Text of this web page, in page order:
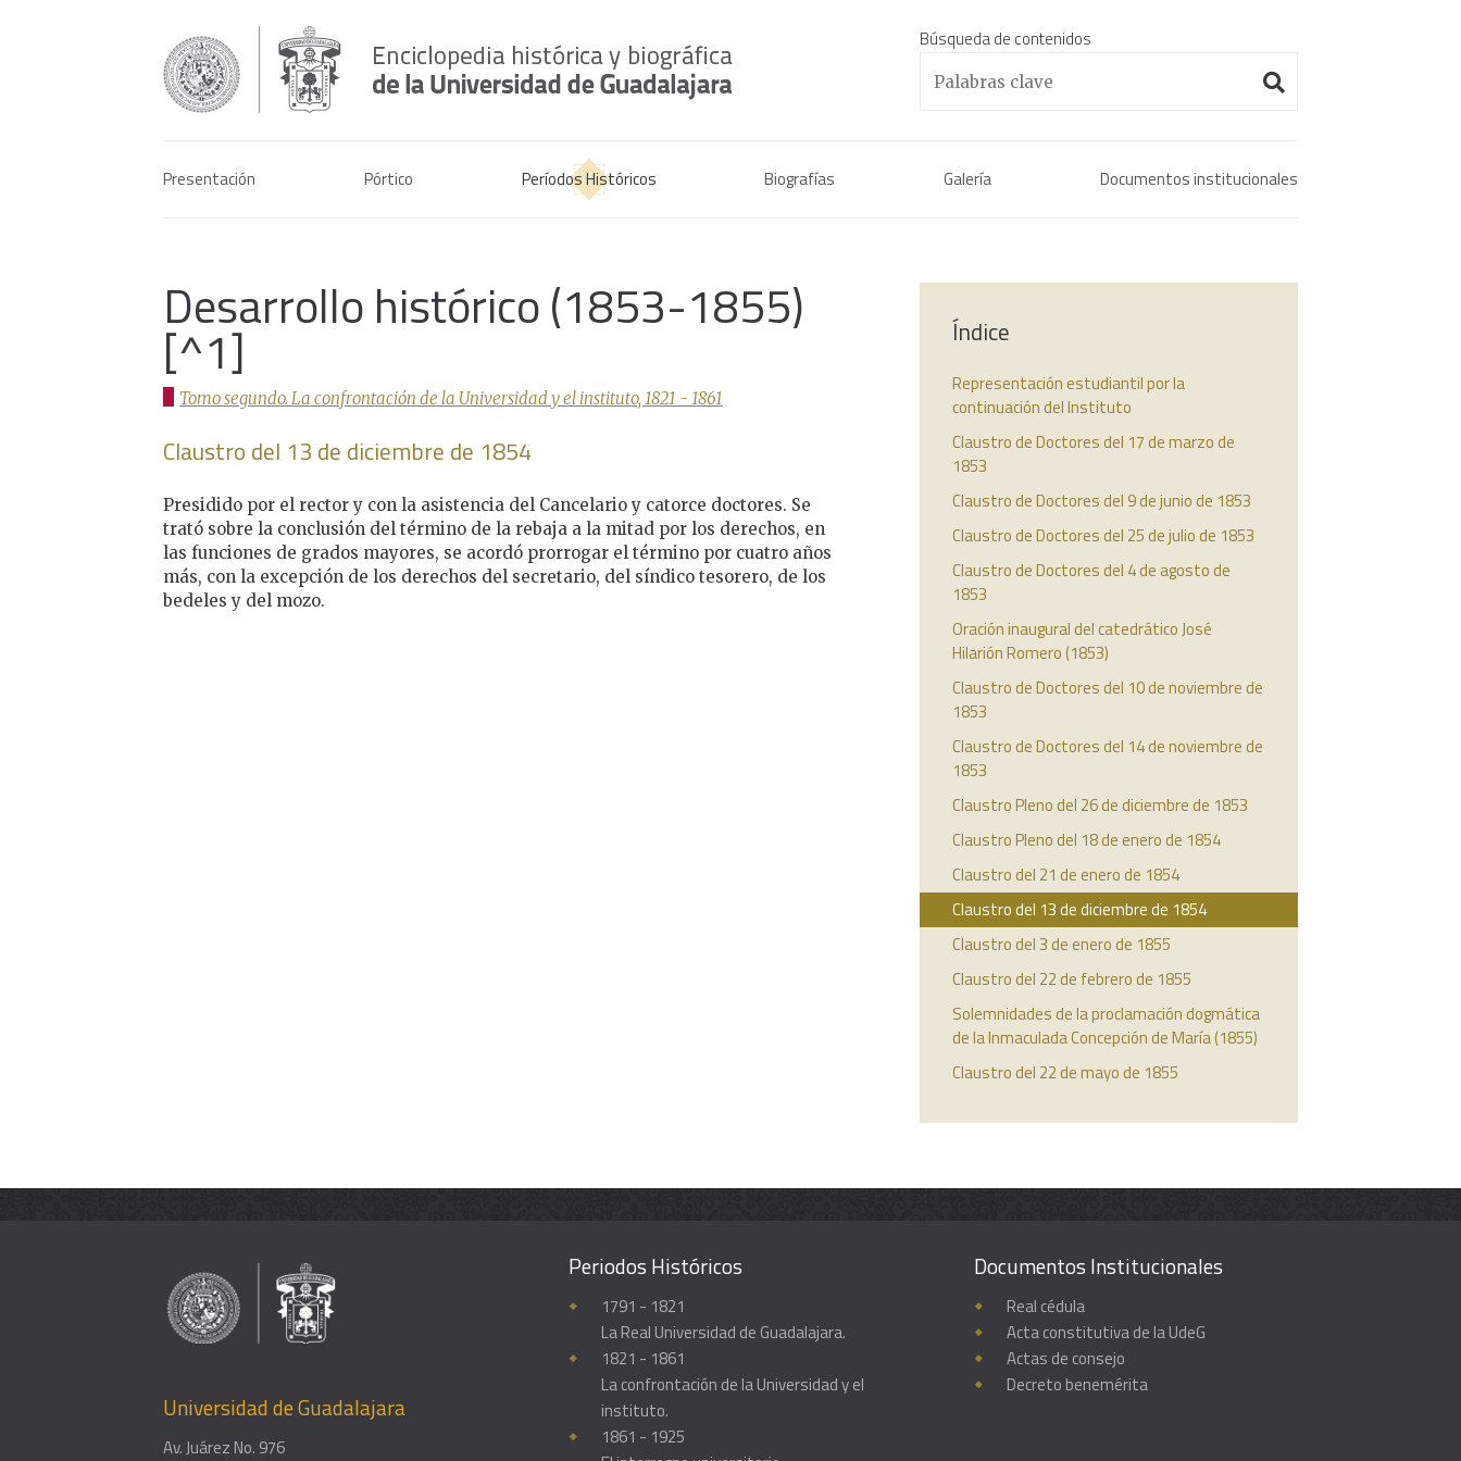
Búsqueda de contenidos
Presentación Pórtico Períodos Históricos Biografías Galería Documentos institucionales
Índice
Representación estudiantil por la
continuación del Instituto
Claustro de Doctores del 17 de marzo de
1853
Claustro de Doctores del 9 de junio de 1853
Claustro de Doctores del 25 de julio de 1853
Claustro de Doctores del 4 de agosto de
1853
Oración inaugural del catedrático José
Hilarión Romero (1853)
Claustro de Doctores del 10 de noviembre de
1853
Claustro de Doctores del 14 de noviembre de
1853
Claustro Pleno del 26 de diciembre de 1853
Claustro Pleno del 18 de enero de 1854
Claustro del 21 de enero de 1854
Claustro del 13 de diciembre de 1854
Claustro del 3 de enero de 1855
Claustro del 22 de febrero de 1855
Solemnidades de la proclamación dogmática
de la Inmaculada Concepción de María (1855)
Claustro del 22 de mayo de 1855
Desarrollo histórico (1853-1855)
[^1]
Tomo segundo. La confrontación de la Universidad y el instituto, 1821 - 1861
Claustro del 13 de diciembre de 1854
Presidido por el rector y con la asistencia del Cancelario y catorce doctores. Se
trató sobre la conclusión del término de la rebaja a la mitad por los derechos, en
las funciones de grados mayores, se acordó prorrogar el término por cuatro años
más, con la excepción de los derechos del secretario, del síndico tesorero, de los
bedeles y del mozo.
Enciclopedia histórica y biográfica de la Universidad de Guadalajara
Universidad de Guadalajara
Av. Juárez No. 976
Periodos Históricos
1791 - 1821
La Real Universidad de Guadalajara.
1821 - 1861
La confrontación de la Universidad y el
instituto.
1861 - 1925
Documentos Institucionales
Real cédula
Acta constitutiva de la UdeG
Actas de consejo
Decreto benemérita